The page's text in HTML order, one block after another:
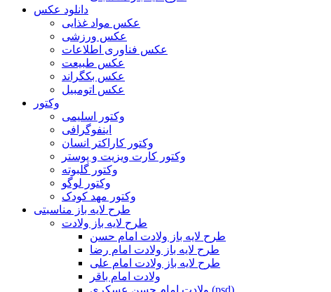
دانلود عکس
عکس مواد غذایی
عکس ورزشی
عکس فناوری اطلاعات
عکس طبیعت
عکس بکگراند
عکس اتومبیل
وکتور
وکتور اسلیمی
اینفوگرافی
وکتور کاراکتر انسان
وکتور کارت ویزیت و پوستر
وکتور گلبوته
وکتور لوگو
وکتور مهد کودک
طرح لایه باز مناسبتی
طرح لایه باز ولادت
طرح لایه باز ولادت امام حسن
طرح لایه باز ولادت امام رضا
طرح لایه باز ولادت امام علی
ولادت امام باقر
ولادت امام حسن عسکری (psd)